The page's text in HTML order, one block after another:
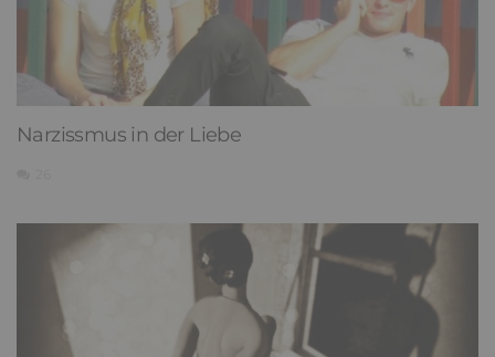
Narzissmus in der Liebe